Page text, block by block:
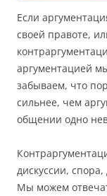
Если
своей правоте,
аргументацией
забываем, что
сильнее, чем
общении одно
дискуссии, спора,
Мы можем